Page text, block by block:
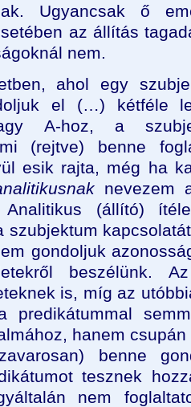
Ugyancsak ő
az állítás
nem.
ahol egy
el (…) kétféle
A-hoz, a
(rejtve) benne
esik rajta, még ha
nevezem
Analitikus (állító)
szubjektum
gondoljuk
beszélünk.
is, míg az
predikátummal
hanem
benne
tesznek
nem